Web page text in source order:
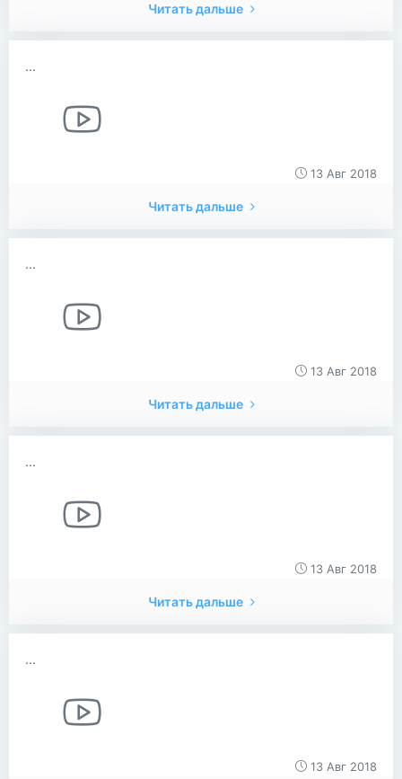
Читать дальше
...
13 Авг 2018
Читать дальше
...
13 Авг 2018
Читать дальше
...
13 Авг 2018
Читать дальше
...
13 Авг 2018